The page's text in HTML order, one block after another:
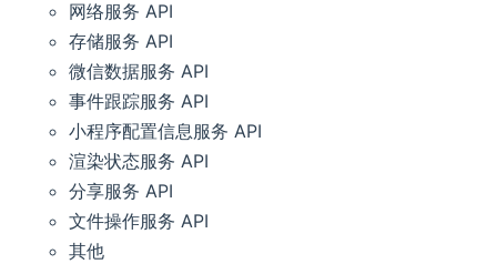
网络服务 API
存储服务 API
微信数据服务 API
事件跟踪服务 API
小程序配置信息服务 API
渲染状态服务 API
分享服务 API
文件操作服务 API
其他